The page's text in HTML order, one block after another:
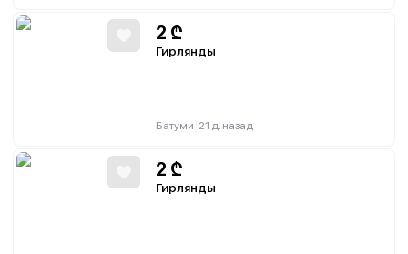
2 ₾
Гирлянды
Батуми 21 д. назад
2 ₾
Гирлянды